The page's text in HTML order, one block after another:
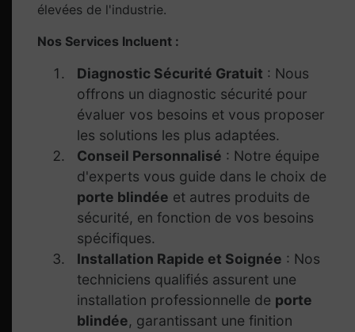
élevées de l'industrie.
Nos Services Incluent :
Diagnostic Sécurité Gratuit : Nous
offrons un diagnostic sécurité pour
évaluer vos besoins et vous proposer
les solutions les plus adaptées.
Conseil Personnalisé : Notre équipe
d'experts vous guide dans le choix de
porte blindée et autres produits de
sécurité, en fonction de vos besoins
spécifiques.
Installation Rapide et Soignée : Nos
techniciens qualifiés assurent une
installation professionnelle de porte
blindée, garantissant une finition